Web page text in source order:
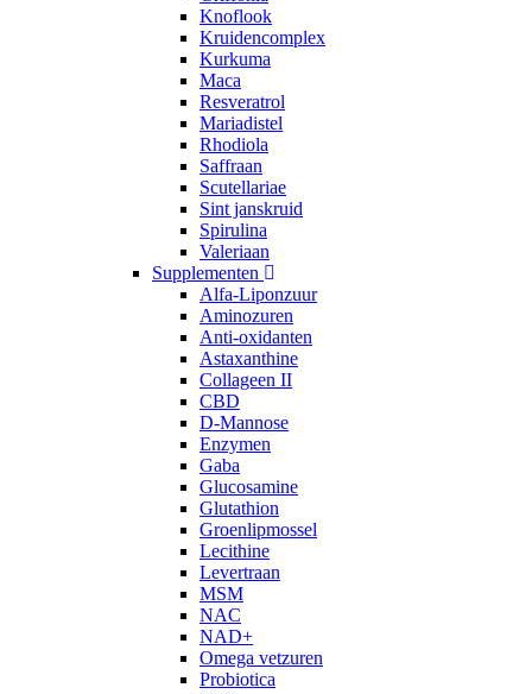
Knoflook
Kruidencomplex
Kurkuma
Maca
Resveratrol
Mariadistel
Rhodiola
Saffraan
Scutellariae
Sint janskruid
Spirulina
Valeriaan
Supplementen
Alfa-Liponzuur
Aminozuren
Anti-oxidanten
Astaxanthine
Collageen II
CBD
D-Mannose
Enzymen
Gaba
Glucosamine
Glutathion
Groenlipmossel
Lecithine
Levertraan
MSM
NAC
NAD+
Omega vetzuren
Probiotica